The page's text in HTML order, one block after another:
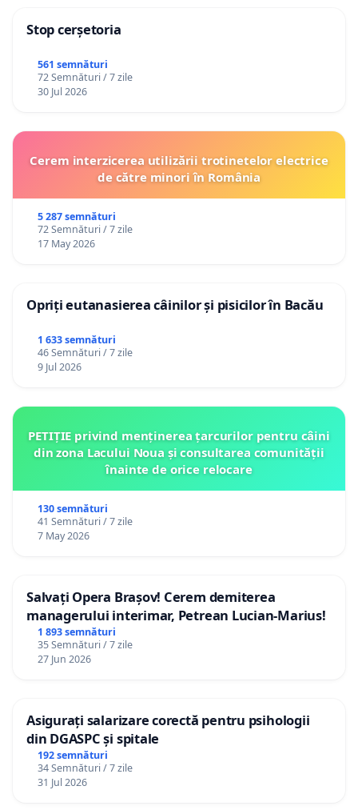
Stop cerșetoria
561 semnături
72 Semnături / 7 zile
30 Jul 2026
Cerem interzicerea utilizării trotinetelor electrice
de către minori în România
5 287 semnături
72 Semnături / 7 zile
17 May 2026
Opriți eutanasierea câinilor și pisicilor în Bacău
1 633 semnături
46 Semnături / 7 zile
9 Jul 2026
PETIȚIE privind menținerea țarcurilor pentru câini
din zona Lacului Noua și consultarea comunității
înainte de orice relocare
130 semnături
41 Semnături / 7 zile
7 May 2026
Salvați Opera Brașov! Cerem demiterea
managerului interimar, Petrean Lucian-Marius!
1 893 semnături
35 Semnături / 7 zile
27 Jun 2026
Asigurați salarizare corectă pentru psihologii
din DGASPC și spitale
192 semnături
34 Semnături / 7 zile
31 Jul 2026